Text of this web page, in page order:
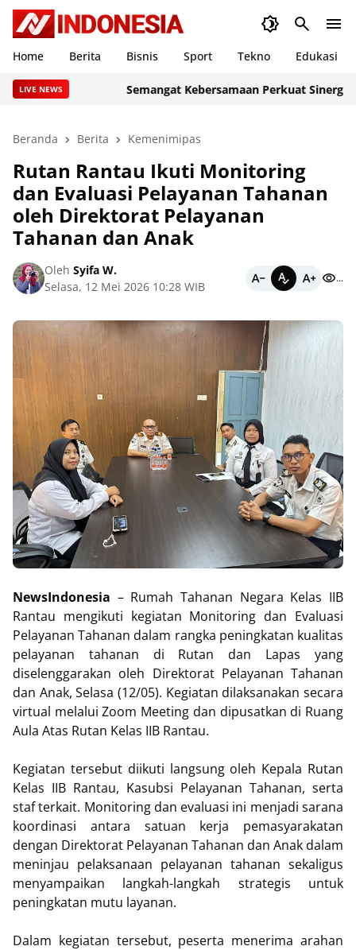
Home Berita Bisnis Sport Tekno Edukasi
LIVE NEWS Semangat Kebersamaan Perkuat Sinergi,
Beranda Berita Kemenimipas
Rutan Rantau Ikuti Monitoring
dan Evaluasi Pelayanan Tahanan
oleh Direktorat Pelayanan
Tahanan dan Anak
Oleh Syifa W.
Selasa, 12 Mei 2026 10:28 WIB
...
NewsIndonesia – Rumah Tahanan Negara Kelas IIB
Rantau mengikuti kegiatan Monitoring dan Evaluasi
Pelayanan Tahanan dalam rangka peningkatan kualitas
pelayanan tahanan di Rutan dan Lapas yang
diselenggarakan oleh Direktorat Pelayanan Tahanan
dan Anak, Selasa (12/05). Kegiatan dilaksanakan secara
virtual melalui Zoom Meeting dan dipusatkan di Ruang
Aula Atas Rutan Kelas IIB Rantau.
Kegiatan tersebut diikuti langsung oleh Kepala Rutan
Kelas IIB Rantau, Kasubsi Pelayanan Tahanan, serta
staf terkait. Monitoring dan evaluasi ini menjadi sarana
koordinasi antara satuan kerja pemasyarakatan
dengan Direktorat Pelayanan Tahanan dan Anak dalam
meninjau pelaksanaan pelayanan tahanan sekaligus
menyampaikan langkah-langkah strategis untuk
peningkatan mutu layanan.
Dalam kegiatan tersebut, peserta menerima arahan